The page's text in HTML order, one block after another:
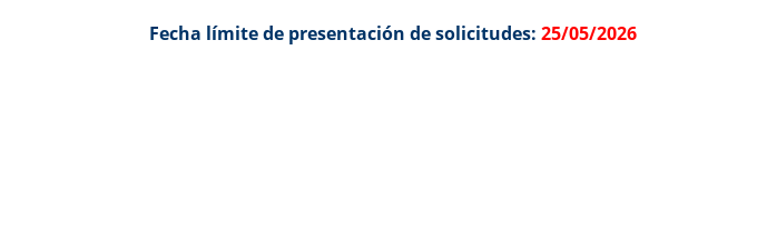
Fecha límite de presentación de solicitudes:25/05/2026